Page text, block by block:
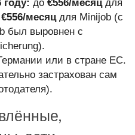
году: до €556/месяцдля
€556/месяцдля Minijob (с
был выровнен с
или в стране ЕС.
застрахован сам